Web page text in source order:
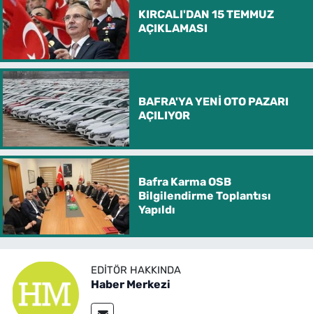
KIRCALI'DAN 15 TEMMUZ
AÇIKLAMASI
BAFRA'YA YENİ OTO PAZARI
AÇILIYOR
Bafra Karma OSB
Bilgilendirme Toplantısı
Yapıldı
EDITÖR HAKKINDA
Haber Merkezi